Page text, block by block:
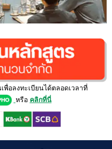
อลงทะเบียนได้ตลอดเวลาที่
หรือ คลิกที่นี่